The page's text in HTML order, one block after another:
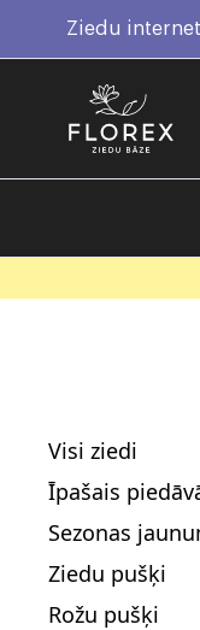
Ziedu
Visi ziedi
Īpašais
Sezonas
Ziedu pušķi
Rožu pušķi